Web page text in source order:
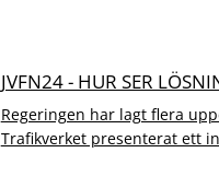
JVFN24 - HUR SER
Regeringen har lagt flera
Trafikverket presenterat ett